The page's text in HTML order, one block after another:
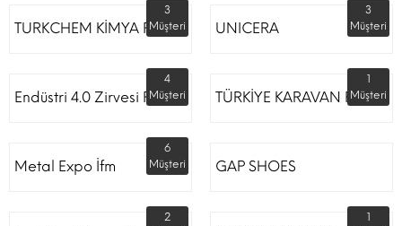
TURKCHEM KİMYA FUARI
3
Müşteri
UNICERA
3
Müşteri
Endüstri 4.0 Zirvesi Fuarı
4
Müşteri
TÜRKİYE KARAVAN FUARI
1
Müşteri
Metal Expo İfm
6
Müşteri
GAP SHOES
2
1